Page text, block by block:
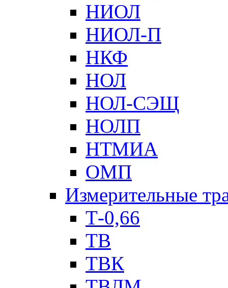
НИОЛ
НИОЛ-П
НКФ
НОЛ
НОЛ-СЭЩ
НОЛП
НТМИА
ОМП
Измерительные
Т-0,66
ТВ
ТВК